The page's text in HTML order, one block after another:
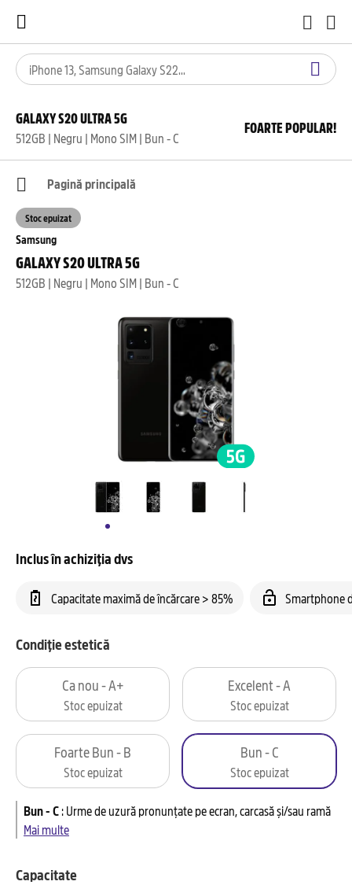
GALAXY S20 ULTRA 5G
512GB | Negru | Mono SIM | Bun - C
FOARTE POPULAR!
Pagină principală
Samsung
GALAXY S20 ULTRA 5G
512GB | Negru | Mono SIM | Bun - C
Stoc epuizat
Inclus în achiziția dvs
Capacitate maximă de încărcare > 85% Smartphone
Condiție estetică
Ca nou - A+
Stoc epuizat
Excelent - A
Stoc epuizat
Foarte Bun - B
Stoc epuizat
Bun - C
Stoc epuizat
Bun - C:Urme de uzură pronunțate pe ecran, carcasă și/sau ramă
Mai multe
Capacitate